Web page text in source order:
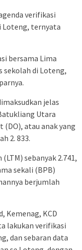
verifikasi
Loteng, ternyata
bersama Lima
sekolah di Loteng,
jelas
Utara
atau anak yang
2. 833.
sebanyak 2.741,
sekali (BPB)
berjumlah
Kemenag, KCD
lakukan verifikasi
dan sebaran data